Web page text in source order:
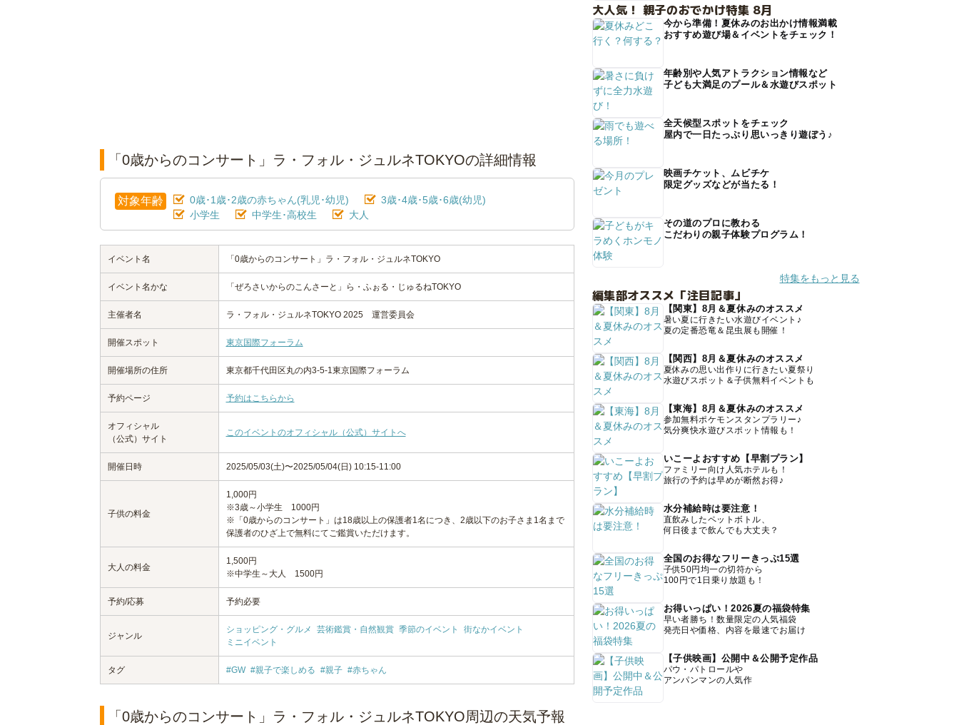
「0歳からのコンサート」ラ・フォル・ジュルネTOKYOの詳細情報
対象年齢 0歳･1歳･2歳の赤ちゃん(乳児･幼児)
3歳･4歳･5歳･6歳(幼児)
小学生
中学生･高校生 大人
イベント名 「0歳からのコンサート」ラ・フォル・ジュルネTOKYO
イベント名かな 「ぜろさいからのこんさーと」ら・ふぉる・じゅるねTOKYO
主催者名 ラ・フォル・ジュルネTOKYO 2025 運営委員会
開催スポット 東京国際フォーラム
開催場所の住所 東京都千代田区丸の内3-5-1東京国際フォーラム
予約ページ 予約はこちらから
オフィシャル
（公式）サイト
このイベントのオフィシャル（公式）サイトへ
開催日時 2025/05/03(土)〜2025/05/04(日) 10:15-11:00
子供の料金
1,000円
※3歳～小学生 1000円
※「0歳からのコンサート」は18歳以上の保護者1名につき、2歳以下のお子さま1名まで
保護者のひざ上で無料にてご鑑賞いただけます。
大人の料金
1,500円
※中学生～大人 1500円
予約/応募 予約必要
ジャンル
ショッピング・グルメ 芸術鑑賞・自然観賞 季節のイベント
街なかイベント
ミニイベント
タグ #GW #親子で楽しめる #親子 #赤ちゃん
「0歳からのコンサート」ラ・フォル・ジュルネTOKYO周辺の天気予報
大人気！ 親子のおでかけ特集 8月
今から準備！夏休みのお出かけ情報満載
おすすめ遊び場＆イベントをチェック！
年齢別や人気アトラクション情報など
子ども大満足のプール＆水遊びスポット
全天候型スポットをチェック
屋内で一日たっぷり思いっきり遊ぼう♪
映画チケット、ムビチケ
限定グッズなどが当たる！
その道のプロに教わる
こだわりの親子体験プログラム！
特集をもっと見る
編集部オススメ「注目記事」
【関東】8月＆夏休みのオススメ
暑い夏に行きたい水遊びイベント♪
夏の定番恐竜＆昆虫展も開催！
【関西】8月＆夏休みのオススメ
夏休みの思い出作りに行きたい夏祭り
水遊びスポット＆子供無料イベントも
【東海】8月＆夏休みのオススメ
参加無料ポケモンスタンプラリー♪
気分爽快水遊びスポット情報も！
いこーよおすすめ【早割プラン】
ファミリー向け人気ホテルも！
旅行の予約は早めが断然お得♪
水分補給時は要注意！
直飲みしたペットボトル、
何日後まで飲んでも大丈夫？
全国のお得なフリーきっぷ15選
子供50円均一の切符から
100円で1日乗り放題も！
お得いっぱい！2026夏の福袋特集
早い者勝ち！数量限定の人気福袋
発売日や価格、内容を最速でお届け
【子供映画】公開中＆公開予定作品
パウ・パトロールや
アンパンマンの人気作